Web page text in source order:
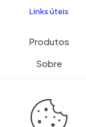
Links úteis
Produtos
Sobre
Termos de Uso